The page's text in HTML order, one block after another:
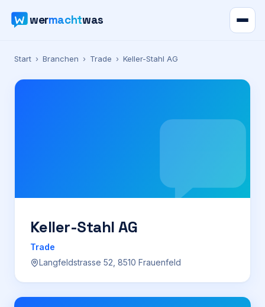
wermachtwas
Verzeichnis
Karte
Preise
Für Firmen
Login
Start › Branchen › Trade › Keller-Stahl AG
Keller-Stahl AG
Trade
Langfeldstrasse 52, 8510 Frauenfeld